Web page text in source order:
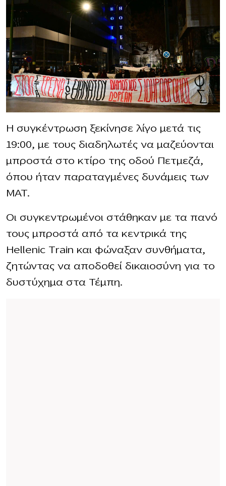
Η συγκέντρωση ξεκίνησε λίγο μετά τις
19:00, με τους διαδηλωτές να μαζεύονται
μπροστά στο κτίρο της οδού Πετμεζά,
όπου ήταν παραταγμένες δυνάμεις των
ΜΑΤ.
Οι συγκεντρωμένοι στάθηκαν με τα πανό
τους μπροστά από τα κεντρικά της
Hellenic Train και φώναξαν συνθήματα,
ζητώντας να αποδοθεί δικαιοσύνη για το
δυστύχημα στα Τέμπη.